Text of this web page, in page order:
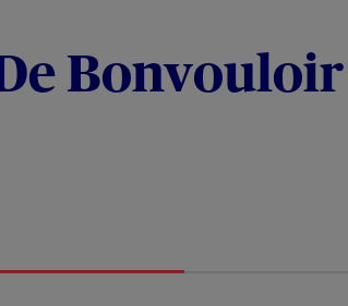
Bonvouloir